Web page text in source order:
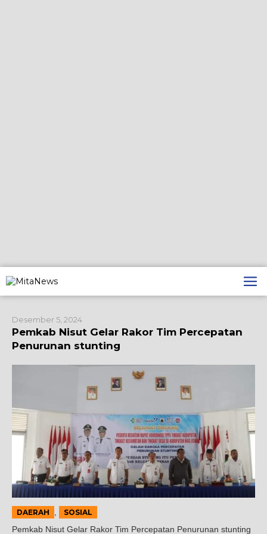
ke
konten
Desember 5, 2024
Pemkab Nisut Gelar Rakor Tim Percepatan
Penurunan stunting
DAERAH , SOSIAL
Pemkab Nisut Gelar Rakor Tim Percepatan Penurunan stunting